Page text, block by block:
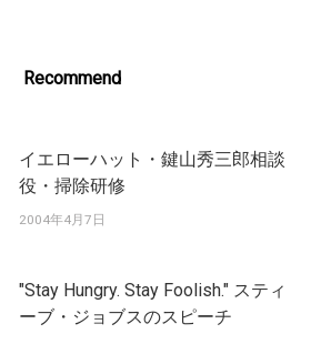
Recommend
イエローハット・鍵山秀三郎相談
役・掃除研修
2004年4月7日
"Stay Hungry. Stay Foolish." スティ
ーブ・ジョブスのスピーチ